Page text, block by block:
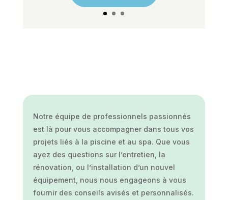
Notre équipe de professionnels passionnés
est là pour vous accompagner dans tous vos
projets liés à la piscine et au spa. Que vous
ayez des questions sur l’entretien, la
rénovation, ou l’installation d’un nouvel
équipement, nous nous engageons à vous
fournir des conseils avisés et personnalisés.